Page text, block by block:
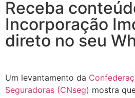
Receba
Incorporação
direto no seu
Um levantamento da
Seguradoras (CNseg) mostra